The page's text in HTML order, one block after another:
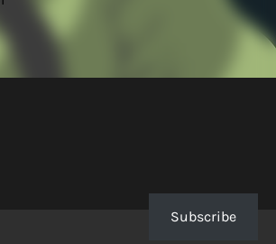
Subscribe